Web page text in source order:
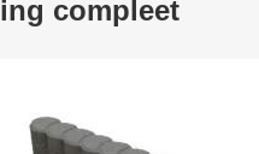
compleet